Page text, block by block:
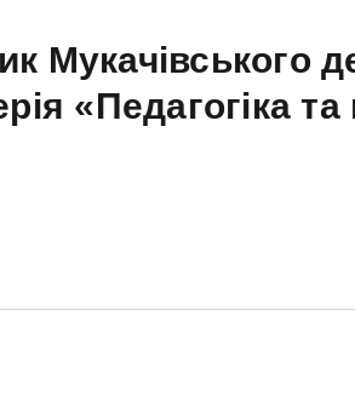
Мукачівського
«Педагогіка та